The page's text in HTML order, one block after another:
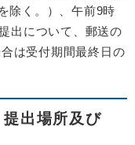
除く。）、午前9時
出について、郵送の
は受付期間最終日の
出場所及び